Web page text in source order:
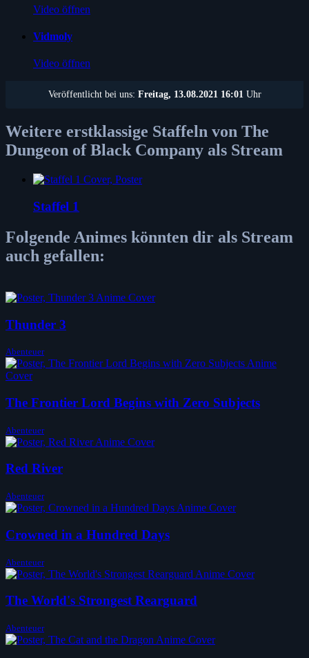
Video öffnen
Vidmoly
Video öffnen
Veröffentlicht bei uns: Freitag, 13.08.2021 16:01Uhr
Weitere erstklassige Staffeln von The
Dungeon of Black Company als Stream
Staffel 1
Folgende Animes könnten dir als Stream
auch gefallen:
Thunder 3
Abenteuer
The Frontier Lord Begins with Zero Subjects
Abenteuer
Red River
Abenteuer
Crowned in a Hundred Days
Abenteuer
The World's Strongest Rearguard
Abenteuer